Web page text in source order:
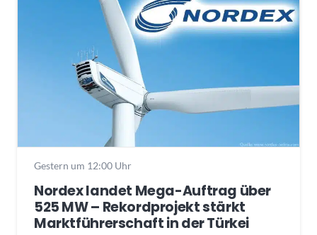
Gestern um 12:00 Uhr
Nordex landet Mega-Auftrag über
525 MW – Rekordprojekt stärkt
Marktführerschaft in der Türkei